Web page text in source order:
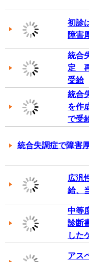
初診
障害
統合
定
受給
統合
を作
で受
統合失調症で障害
広汎
給、
中等
診断
した
アス